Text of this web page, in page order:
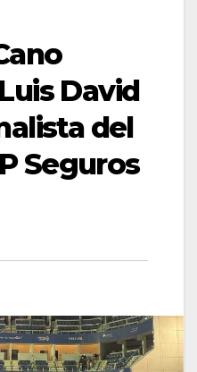
David
del
Seguros